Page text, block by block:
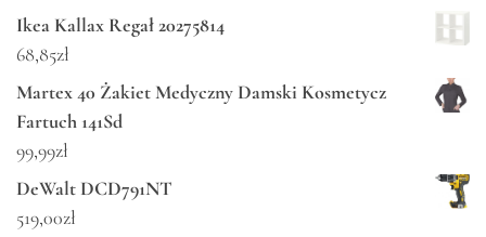
Ikea Kallax Regał 20275814
68,85zł
Martex 40 Żakiet Medyczny Damski Kosmetycz
Fartuch 141Sd
99,99zł
DeWalt DCD791NT
519,00zł